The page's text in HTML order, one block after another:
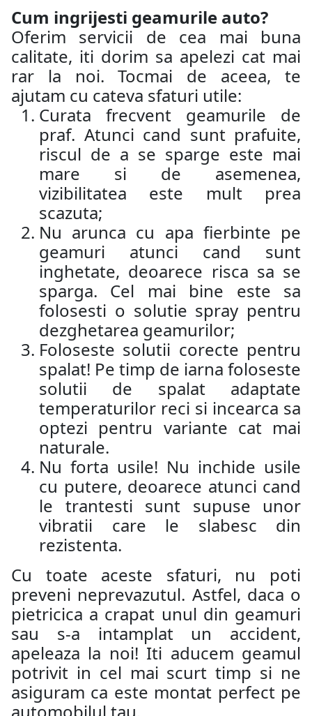
Cum ingrijesti geamurile auto?
Oferim servicii de cea mai buna
calitate, iti dorim sa apelezi cat mai
rar la noi. Tocmai de aceea, te
ajutam cu cateva sfaturi utile:
Curata frecvent geamurile de
praf. Atunci cand sunt prafuite,
riscul de a se sparge este mai
mare si de asemenea,
vizibilitatea este mult prea
scazuta;
Nu arunca cu apa fierbinte pe
geamuri atunci cand sunt
inghetate, deoarece risca sa se
sparga. Cel mai bine este sa
folosesti o solutie spray pentru
dezghetarea geamurilor;
Foloseste solutii corecte pentru
spalat! Pe timp de iarna foloseste
solutii de spalat adaptate
temperaturilor reci si incearca sa
optezi pentru variante cat mai
naturale.
Nu forta usile! Nu inchide usile
cu putere, deoarece atunci cand
le trantesti sunt supuse unor
vibratii care le slabesc din
rezistenta.
Cu toate aceste sfaturi, nu poti
preveni neprevazutul. Astfel, daca o
pietricica a crapat unul din geamuri
sau s-a intamplat un accident,
apeleaza la noi! Iti aducem geamul
potrivit in cel mai scurt timp si ne
asiguram ca este montat perfect pe